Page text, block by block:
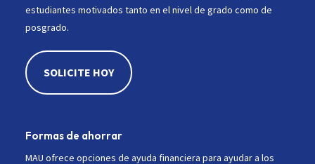
estudiantes motivados tanto en el nivel de grado como de
posgrado.
SOLICITE HOY
Formas de ahorrar
MAU ofrece opciones de ayuda financiera para ayudar a los